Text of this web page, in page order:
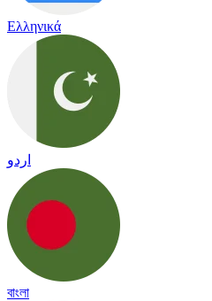
Ελληνικά
اردو
বাংলা